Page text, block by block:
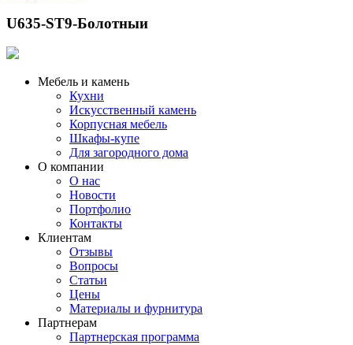
U635-ST9-Болотныи
Мебель и камень
Кухни
Искусственный камень
Корпусная мебель
Шкафы-купе
Для загородного дома
О компании
О нас
Новости
Портфолио
Контакты
Клиентам
Отзывы
Вопросы
Статьи
Цены
Материалы и фурнитура
Партнерам
Партнерская программа